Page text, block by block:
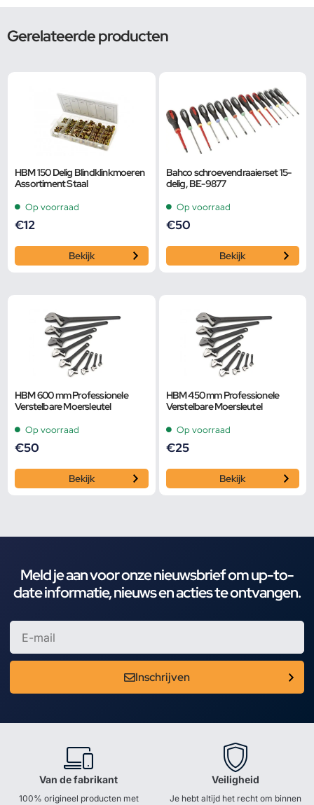
Gerelateerde producten
HBM 150 Delig Blindklinkmoeren
Assortiment Staal
Op voorraad
€12
Bekijk
Bahco schroevendraaierset 15-
delig, BE-9877
Op voorraad
€50
Bekijk
HBM 600 mm Professionele
Verstelbare Moersleutel
Op voorraad
€50
Bekijk
HBM 450 mm Professionele
Verstelbare Moersleutel
Op voorraad
€25
Bekijk
Meld je aan voor onze nieuwsbrief om up-to-
date informatie, nieuws en acties te ontvangen.
Inschrijven
Van de fabrikant
100% origineel producten met
Veiligheid
Je hebt altijd het recht om binnen